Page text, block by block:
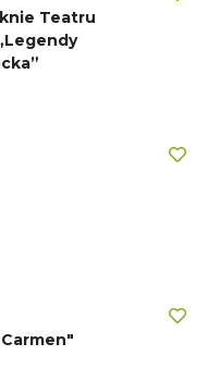
Teatru